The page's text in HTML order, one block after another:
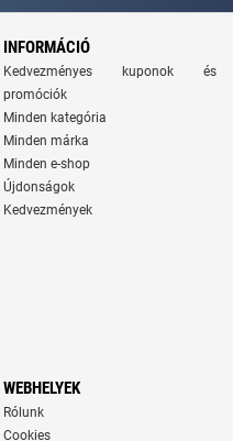
INFORMÁCIÓ
Kedvezményes kuponok és
promóciók
Minden kategória
Minden márka
Minden e-shop
Újdonságok
Kedvezmények
WEBHELYEK
Rólunk
Cookies